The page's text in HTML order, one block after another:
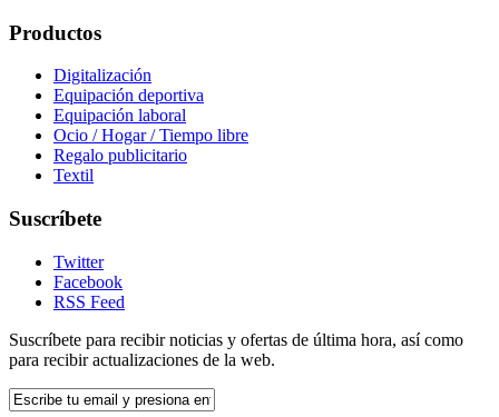
Productos
Digitalización
Equipación deportiva
Equipación laboral
Ocio / Hogar / Tiempo libre
Regalo publicitario
Textil
Suscríbete
Twitter
Facebook
RSS Feed
Suscríbete para recibir noticias y ofertas de última hora, así como
para recibir actualizaciones de la web.